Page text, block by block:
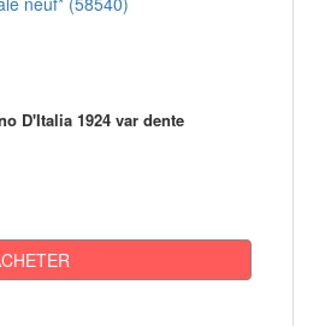
D'Italia 1924 var dente